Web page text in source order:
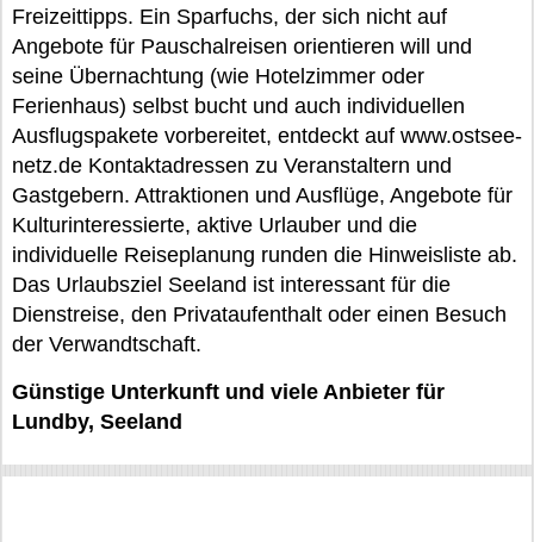
Freizeittipps. Ein Sparfuchs, der sich nicht auf
Angebote für Pauschalreisen orientieren will und
seine Übernachtung (wie Hotelzimmer oder
Ferienhaus) selbst bucht und auch individuellen
Ausflugspakete vorbereitet, entdeckt auf www.ostsee-
netz.de Kontaktadressen zu Veranstaltern und
Gastgebern. Attraktionen und Ausflüge, Angebote für
Kulturinteressierte, aktive Urlauber und die
individuelle Reiseplanung runden die Hinweisliste ab.
Das Urlaubsziel Seeland ist interessant für die
Dienstreise, den Privataufenthalt oder einen Besuch
der Verwandtschaft.
Günstige Unterkunft und viele Anbieter für
Lundby, Seeland